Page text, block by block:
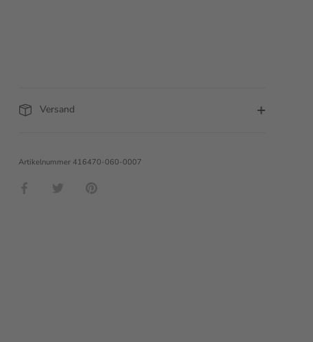
Versand
Artikelnummer 416470-060-0007
Teilen TwitternPinnen